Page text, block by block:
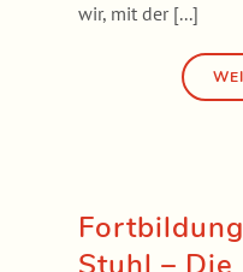
wir, mit der [...]